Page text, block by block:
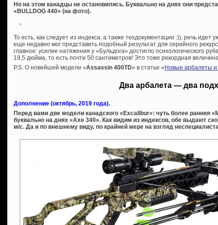
Но на этом канадцы не остановились. Буквально на днях они
«BULLDOG 440» (на фото).
То есть, как следует из индекса, а также техдокументации :)), речь идет
еще недавно мог представить подобный результат для серийного
главное: усилие натяжения у «Бульдога» достигло психологического
19,5 дюйма, то есть почти 50 сантиметров! Это тоже рекордная
P.S. О новейшей модели «Assassin 400TD» в статье «Новые арбалеты и
Два арбалета — два
Дополнение (октябрь, 2019 года).
Перед вами две модели канадского «Excalibur»: чуть более ранняя
буквально на днях «Axe 340». Как видим из индексов, обе выдают
м/с. Да и по внешнему виду, по крайней мере на взгляд